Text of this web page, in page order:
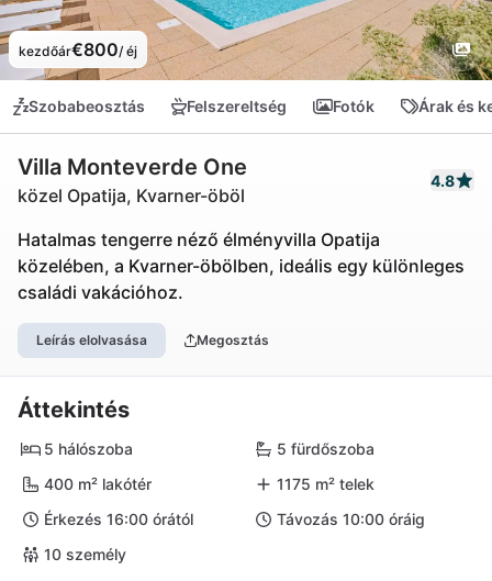
kezdőár€800/ éj
Szobabeosztás Felszereltség Fotók Árak és
Villa Monteverde One
közel Opatija, Kvarner-öböl
4.8
Hatalmas tengerre néző élményvilla Opatija
közelében, a Kvarner-öbölben, ideális egy különleges
családi vakációhoz.
Leírás elolvasása Megosztás
Áttekintés
5 hálószoba
5 fürdőszoba
400 m² lakótér
1175 m² telek
Érkezés 16:00 órától
Távozás 10:00 óráig
10 személy